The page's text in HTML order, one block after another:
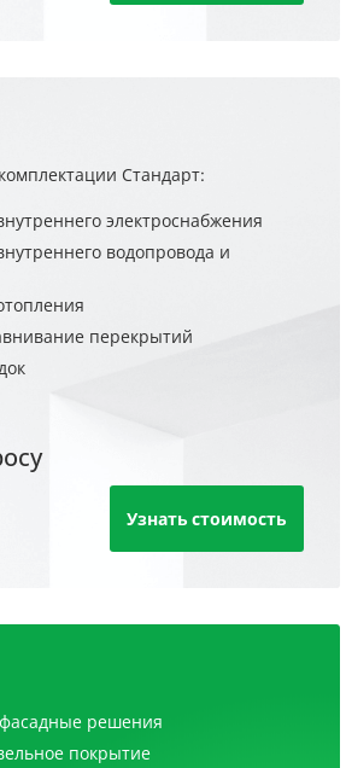
Стандарт:
электроснабжения
водопровода и
перекрытий
Узнать стоимость
решения
покрытие